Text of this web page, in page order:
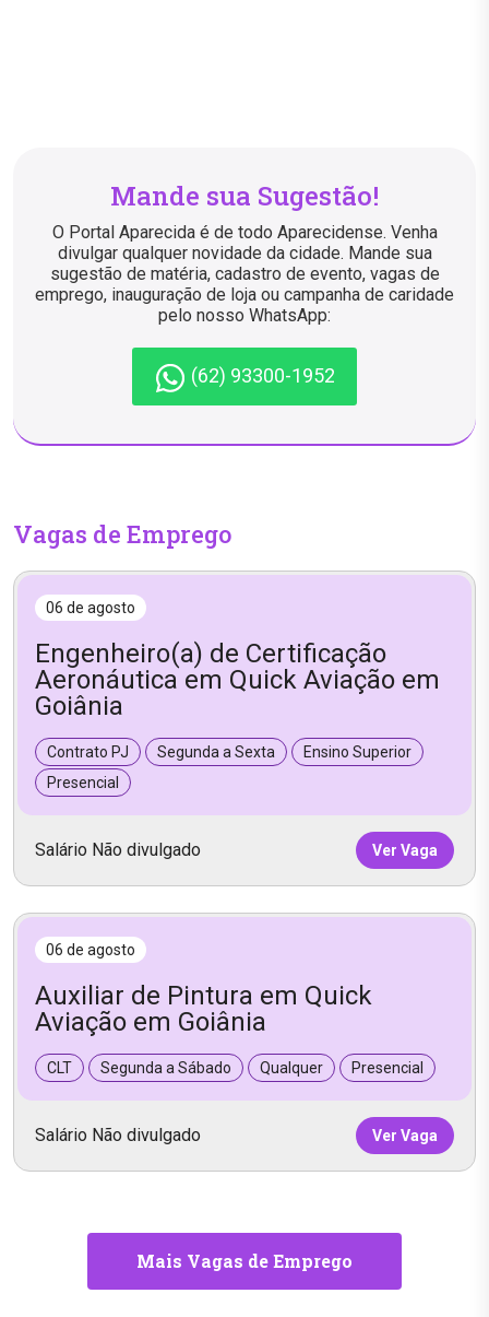
Mande sua Sugestão!
O Portal Aparecida é de todo Aparecidense. Venha
divulgar qualquer novidade da cidade. Mande sua
sugestão de matéria, cadastro de evento, vagas de
emprego, inauguração de loja ou campanha de caridade
pelo nosso WhatsApp:
(62) 93300-1952
Vagas de Emprego
06 de agosto
Engenheiro(a) de Certificação
Aeronáutica em Quick Aviação em
Goiânia
Contrato PJ Segunda a Sexta
Ensino Superior
Presencial
Salário Não divulgado Ver Vaga
06 de agosto
Auxiliar de Pintura em Quick
Aviação em Goiânia
CLT Segunda a Sábado Qualquer Presencial
Salário Não divulgado Ver Vaga
Mais Vagas de Emprego